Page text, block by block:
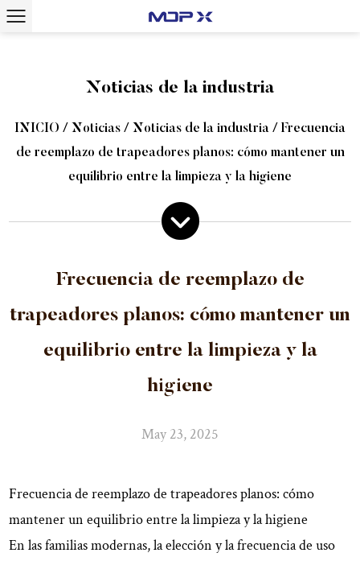
Noticias de la industria
INICIO / Noticias / Noticias de la industria / Frecuencia
de reemplazo de trapeadores planos: cómo mantener un
equilibrio entre la limpieza y la higiene
Frecuencia de reemplazo de
trapeadores planos: cómo mantener un
equilibrio entre la limpieza y la
higiene
May 23, 2025
Frecuencia de reemplazo de trapeadores planos: cómo
mantener un equilibrio entre la limpieza y la higiene
En las familias modernas, la elección y la frecuencia de uso